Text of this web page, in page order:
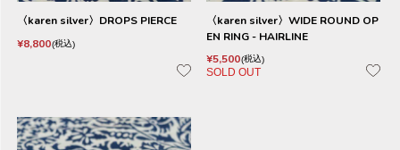
〈karen silver〉DROPS PIERCE
¥8,800 税込
〈karen silver〉WIDE ROUND OP
EN RING - HAIRLINE
¥5,500 税込
SOLD OUT